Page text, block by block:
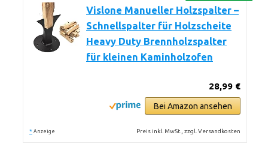
Vislone Manueller Holzspalter –
Schnellspalter für Holzscheite
Heavy Duty Brennholzspalter
für kleinen Kaminholzofen
28,99 €
Bei Amazon ansehen
* Anzeige Preis inkl. MwSt., zzgl. Versandkosten